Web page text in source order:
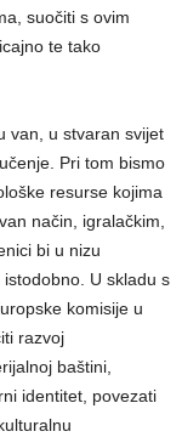
suočiti s ovim
te tako
van, u stvaran svijet
Pri tom bismo
resurse kojima
način, igralačkim,
bi u nizu
U skladu s
komisije u
razvoj
baštini,
identitet, povezati